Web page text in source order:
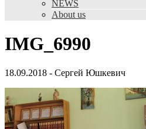
NEWS
About us
IMG_6990
18.09.2018 - Сергей Юшкевич